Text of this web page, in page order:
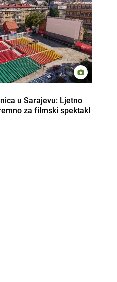
u Sarajevu: Ljetno
za filmski spektakl